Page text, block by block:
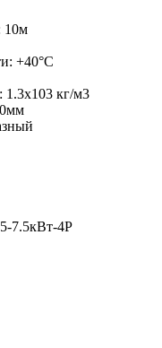
10м
+40°C
1.3х103 кг/м3
7.5кВт-4Р